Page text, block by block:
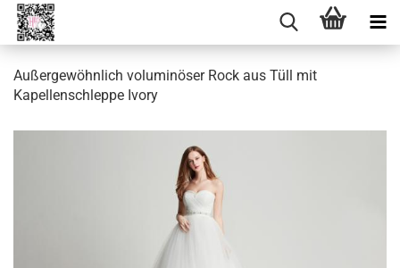
Außergewöhnlich voluminöser Rock aus Tüll mit
Kapellenschleppe Ivory